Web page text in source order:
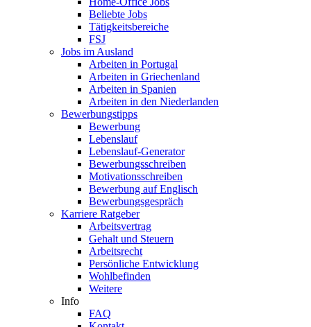
Beliebte Jobs
Tätigkeitsbereiche
FSJ
Jobs im Ausland
Arbeiten in Portugal
Arbeiten in Griechenland
Arbeiten in Spanien
Arbeiten in den Niederlanden
Bewerbungstipps
Bewerbung
Lebenslauf
Lebenslauf-Generator
Bewerbungsschreiben
Motivationsschreiben
Bewerbung auf Englisch
Bewerbungsgespräch
Karriere Ratgeber
Arbeitsvertrag
Gehalt und Steuern
Arbeitsrecht
Persönliche Entwicklung
Wohlbefinden
Weitere
Info
FAQ